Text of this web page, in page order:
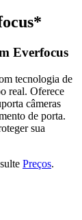
Everfocus
tecnologia de
real. Oferece
câmeras
de porta.
sua
Preços.